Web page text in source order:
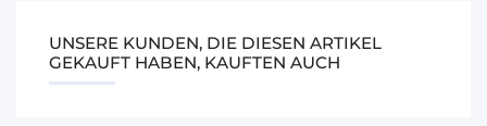
UNSERE KUNDEN, DIE DIESEN ARTIKEL
GEKAUFT HABEN, KAUFTEN AUCH